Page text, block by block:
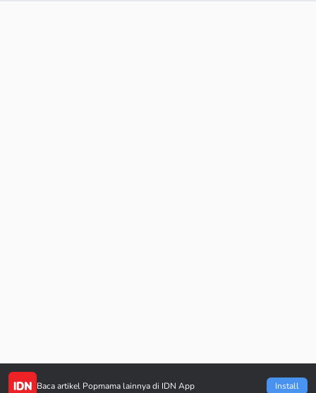
Baca artikel Popmama lainnya di IDN App Install